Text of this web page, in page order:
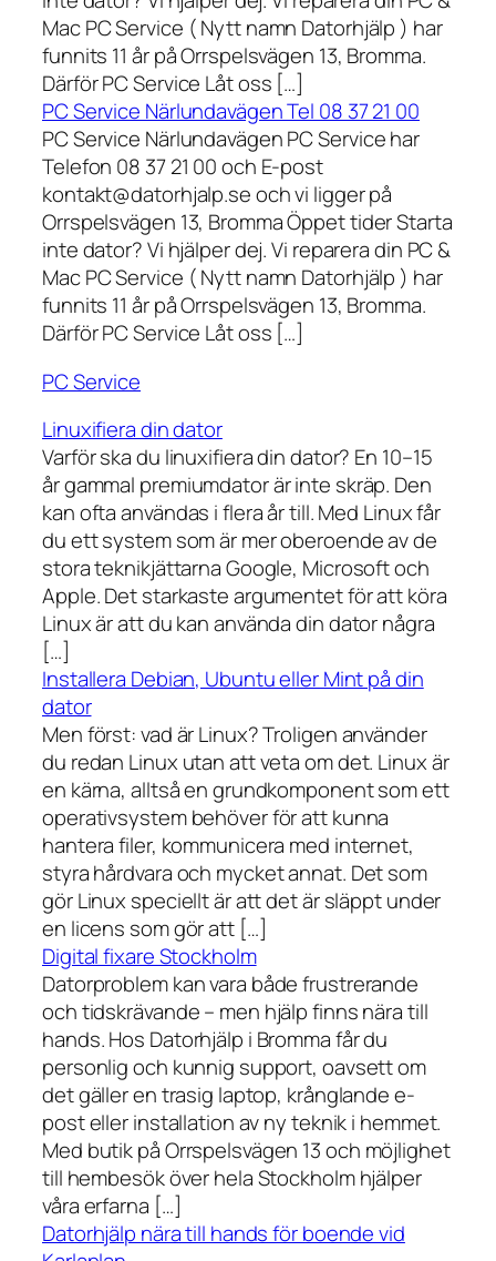
Mac PC Service ( Nytt namn Datorhjälp ) har
funnits 11 år på Orrspelsvägen 13, Bromma.
Därför PC Service Låt oss […]
PC Service Närlundavägen Tel 08 37 21 00
PC Service Närlundavägen PC Service har
Telefon 08 37 21 00 och E-post
kontakt@datorhjalp.se och vi ligger på
Orrspelsvägen 13, Bromma Öppet tider Starta
inte dator? Vi hjälper dej. Vi reparera din PC &
Mac PC Service ( Nytt namn Datorhjälp ) har
funnits 11 år på Orrspelsvägen 13, Bromma.
Därför PC Service Låt oss […]
PC Service
Linuxifiera din dator
Varför ska du linuxifiera din dator? En 10–15
år gammal premiumdator är inte skräp. Den
kan ofta användas i flera år till. Med Linux får
du ett system som är mer oberoende av de
stora teknikjättarna Google, Microsoft och
Apple. Det starkaste argumentet för att köra
Linux är att du kan använda din dator några
[…]
Installera Debian, Ubuntu eller Mint på din
dator
Men först: vad är Linux? Troligen använder
du redan Linux utan att veta om det. Linux är
en kärna, alltså en grundkomponent som ett
operativsystem behöver för att kunna
hantera filer, kommunicera med internet,
styra hårdvara och mycket annat. Det som
gör Linux speciellt är att det är släppt under
en licens som gör att […]
Digital fixare Stockholm
Datorproblem kan vara både frustrerande
och tidskrävande – men hjälp finns nära till
hands. Hos Datorhjälp i Bromma får du
personlig och kunnig support, oavsett om
det gäller en trasig laptop, krånglande e-
post eller installation av ny teknik i hemmet.
Med butik på Orrspelsvägen 13 och möjlighet
till hembesök över hela Stockholm hjälper
våra erfarna […]
Datorhjälp nära till hands för boende vid